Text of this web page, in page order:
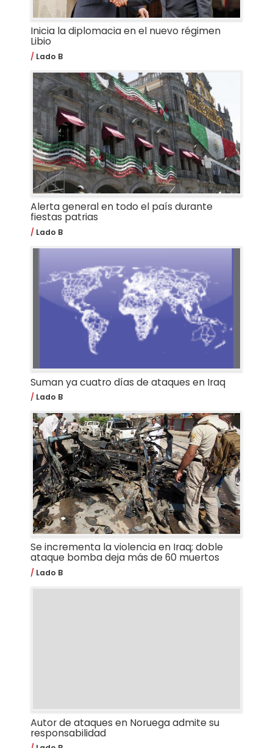
Inicia la diplomacia en el nuevo régimen
Libio
Lado B
Alerta general en todo el país durante
fiestas patrias
Lado B
Suman ya cuatro días de ataques en Iraq
Lado B
Se incrementa la violencia en Iraq; doble
ataque bomba deja más de 60 muertos
Lado B
Autor de ataques en Noruega admite su
responsabilidad